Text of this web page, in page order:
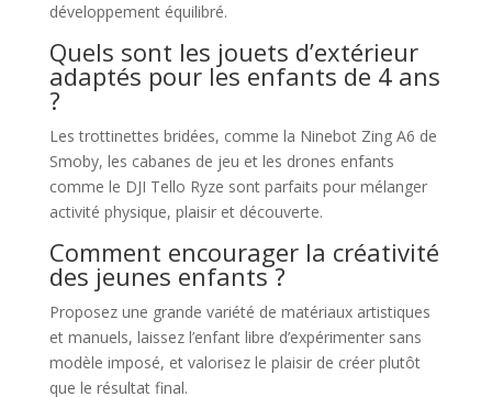
développement équilibré.
Quels sont les jouets d’extérieur
adaptés pour les enfants de 4 ans
?
Les trottinettes bridées, comme la Ninebot Zing A6 de
Smoby, les cabanes de jeu et les drones enfants
comme le DJI Tello Ryze sont parfaits pour mélanger
activité physique, plaisir et découverte.
Comment encourager la créativité
des jeunes enfants ?
Proposez une grande variété de matériaux artistiques
et manuels, laissez l’enfant libre d’expérimenter sans
modèle imposé, et valorisez le plaisir de créer plutôt
que le résultat final.